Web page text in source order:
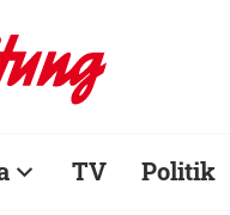
TV Politik